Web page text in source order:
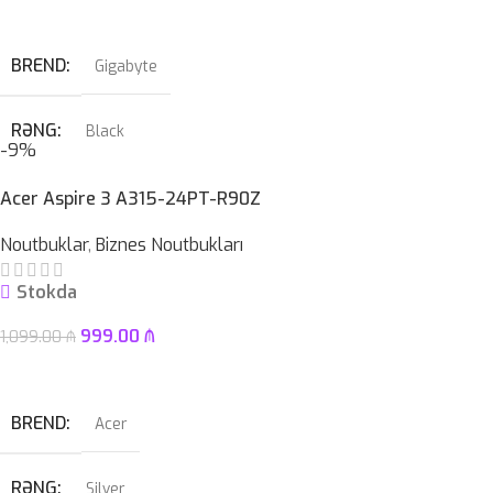
512GB
HDD
BREND Gigabyte
RƏNG Black
PROSESSOR Intel® LGA 1700 soket
OPERATIV YADDAŞ
ZƏMANƏT MÜDDƏTI
-9%
Acer Aspire 3 A315-24PT-R90Z
Noutbuklar, Biznes Noutbukları
Stokda
1,099.00₼ 999.00 ₼
BREND Acer
Silver